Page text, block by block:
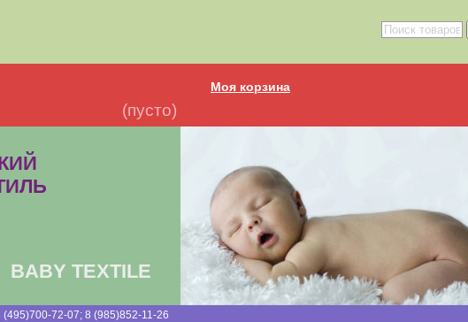
контакты
Моя корзина
(пусто)
BABY TEXTILE
(495)700-72-07; 8 (985)852-11-26